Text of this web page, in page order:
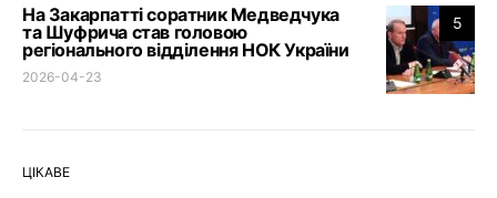
5
На Закарпатті соратник Медведчука
та Шуфрича став головою
регіонального відділення НОК України
2026-04-23
ЦІКАВЕ